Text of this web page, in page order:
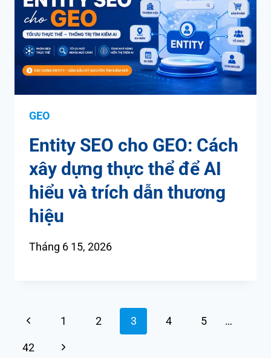
GEO
Entity SEO cho GEO: Cách
xây dựng thực thể để AI
hiểu và trích dẫn thương
hiệu
Tháng 6 15, 2026
Page
navigation
Previous
Page
1 2 3 4 5 …
42
Next